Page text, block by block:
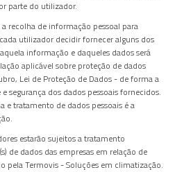
parte do utilizador.
recolha de informação pessoal para
utilizador decidir fornecer alguns dos
informação e daqueles dados será
aplicável sobre proteção de dados
Lei de Proteção de Dados - de forma a
segurança dos dados pessoais fornecidos.
e tratamento de dados pessoais é a
estarão sujeitos a tratamento
de dados das empresas em relação de
pela Termovis - Soluções em climatização.